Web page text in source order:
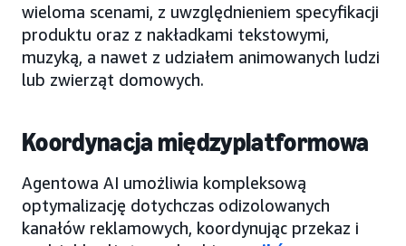
wieloma scenami, z uwzględnieniem specyfikacji
produktu oraz z nakładkami tekstowymi,
muzyką, a nawet z udziałem animowanych ludzi
lub zwierząt domowych.
Koordynacja międzyplatformowa
Agentowa AI umożliwia kompleksową
optymalizację dotychczas odizolowanych
kanałów reklamowych, koordynując przekaz i